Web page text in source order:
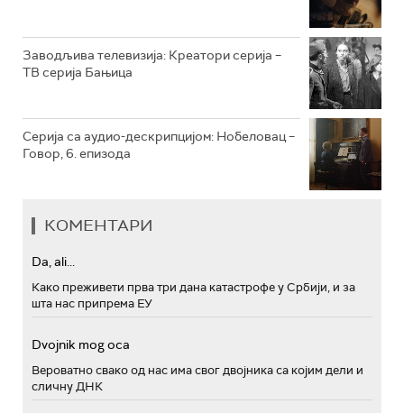
Заводљива телевизија: Креатори серија –
ТВ серија Бањица
Серија са аудио-дескрипцијом: Нобеловац –
Говор, 6. епизода
КОМЕНТАРИ
Da, ali...
Како преживети прва три дана катастрофе у Србији, и за
шта нас припрема ЕУ
Dvojnik mog oca
Вероватно свако од нас има свог двојника са којим дели и
сличну ДНК